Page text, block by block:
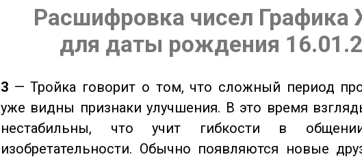
Расшифровка чисел Графика
для даты рождения
3 — Тройка говорит о том, что сложный период
уже видны признаки улучшения. В это время
нестабильны, что учит гибкости в
изобретательности. Обычно появляются новые